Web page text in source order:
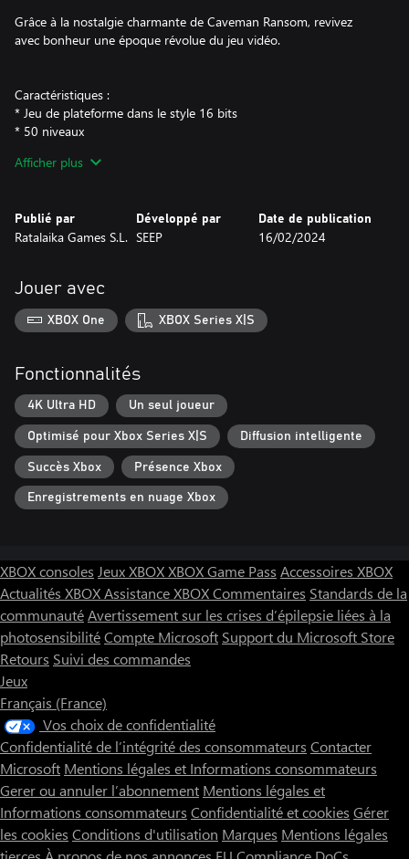
Grâce à la nostalgie charmante de Caveman Ransom, revivez
avec bonheur une époque révolue du jeu vidéo.
Caractéristiques :
* Jeu de plateforme dans le style 16 bits
* 50 niveaux
* Armes et objets multiples
Afficher plus
Publié par
Ratalaika Games S.L.
Développé par
SEEP
Date de publication
16/02/2024
Jouer avec
XBOX One XBOX Series X|S
Fonctionnalités
4K Ultra HD Un seul joueur
Optimisé pour Xbox Series X|S Diffusion intelligente
Succès Xbox Présence Xbox
Enregistrements en nuage Xbox
XBOX consoles Jeux XBOXXBOX Game Pass Accessoires XBOX
Actualités XBOXAssistance XBOXCommentaires Standards de la
communautéAvertissement sur les crises d’épilepsie liées à la
photosensibilitéCompte Microsoft Support du Microsoft Store
Retours Suivi des commandes
Jeux
Français (France)
Vos choix de confidentialité
Confidentialité de l’intégrité des consommateurs Contacter
Microsoft Mentions légales et Informations consommateurs
Gerer ou annuler l’abonnement Mentions légales et
Informations consommateurs Confidentialité et cookies Gérer
les cookies Conditions d'utilisation Marques Mentions légales